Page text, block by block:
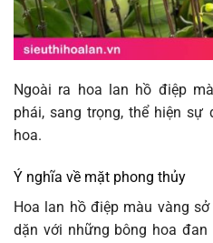
Ngoài ra hoa lan hồ điệp
phái, sang trọng, thể hiện
hoa.
Ý nghĩa về mặt phong thủy
Hoa lan hồ điệp màu vàng
dặn với những bông hoa